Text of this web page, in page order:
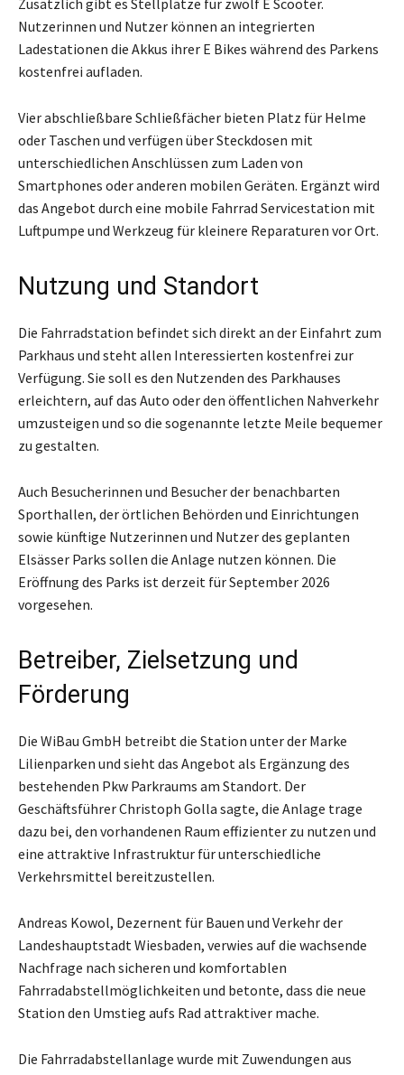
Zusätzlich gibt es Stellplätze für zwölf E Scooter.
Nutzerinnen und Nutzer können an integrierten
Ladestationen die Akkus ihrer E Bikes während des Parkens
kostenfrei aufladen.
Vier abschließbare Schließfächer bieten Platz für Helme
oder Taschen und verfügen über Steckdosen mit
unterschiedlichen Anschlüssen zum Laden von
Smartphones oder anderen mobilen Geräten. Ergänzt wird
das Angebot durch eine mobile Fahrrad Servicestation mit
Luftpumpe und Werkzeug für kleinere Reparaturen vor Ort.
Nutzung und Standort
Die Fahrradstation befindet sich direkt an der Einfahrt zum
Parkhaus und steht allen Interessierten kostenfrei zur
Verfügung. Sie soll es den Nutzenden des Parkhauses
erleichtern, auf das Auto oder den öffentlichen Nahverkehr
umzusteigen und so die sogenannte letzte Meile bequemer
zu gestalten.
Auch Besucherinnen und Besucher der benachbarten
Sporthallen, der örtlichen Behörden und Einrichtungen
sowie künftige Nutzerinnen und Nutzer des geplanten
Elsässer Parks sollen die Anlage nutzen können. Die
Eröffnung des Parks ist derzeit für September 2026
vorgesehen.
Betreiber, Zielsetzung und
Förderung
Die WiBau GmbH betreibt die Station unter der Marke
Lilienparken und sieht das Angebot als Ergänzung des
bestehenden Pkw Parkraums am Standort. Der
Geschäftsführer Christoph Golla sagte, die Anlage trage
dazu bei, den vorhandenen Raum effizienter zu nutzen und
eine attraktive Infrastruktur für unterschiedliche
Verkehrsmittel bereitzustellen.
Andreas Kowol, Dezernent für Bauen und Verkehr der
Landeshauptstadt Wiesbaden, verwies auf die wachsende
Nachfrage nach sicheren und komfortablen
Fahrradabstellmöglichkeiten und betonte, dass die neue
Station den Umstieg aufs Rad attraktiver mache.
Die Fahrradabstellanlage wurde mit Zuwendungen aus